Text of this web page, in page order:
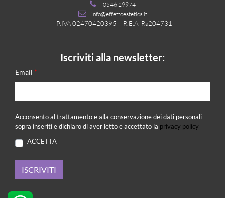
0546 29974
info@effettoestetica.it
P.IVA 02470420395 – R.E.A. Ra204731
Iscriviti alla newsletter:
Email *
Acconsento al trattamento e alla conservazione dei dati personali
sopra inseriti e dichiaro di aver letto e accettato la privacy policy
ACCETTA